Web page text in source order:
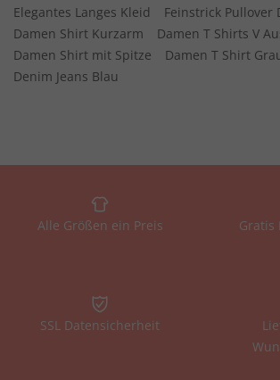
Elegantes Langes Kleid
Feinstrick Pullover
Damen Shirt Kurzarm
Damen T Shirts V
Damen Shirt mit Spitze
Damen T Shirt
Denim Jeans Blau
Alle Größen ein Preis Gratis
SSL Datensicherheit